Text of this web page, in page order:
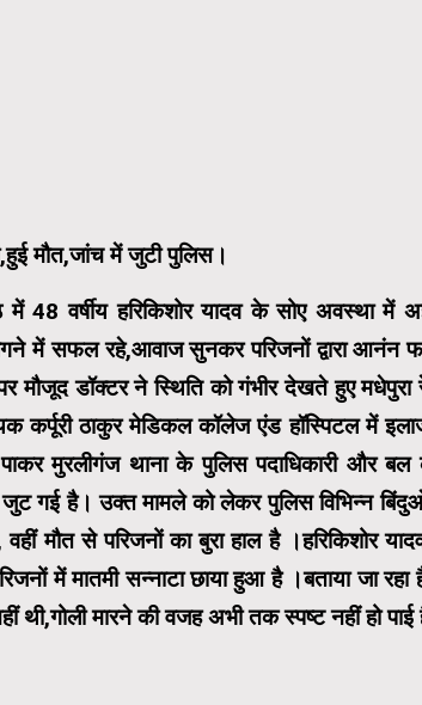
मौत,जांच में जुटी पुलिस।
वर्षीय हरिकिशोर यादव के सोए अवस्था में
भागने में सफल रहे,आवाज सुनकर परिजनों द्वारा आनंन
मौजूद डॉक्टर ने स्थिति को गंभीर देखते हुए मधेपुरा
कर्पूरी ठाकुर मेडिकल कॉलेज एंड हॉस्पिटल में
मुरलीगंज थाना के पुलिस पदाधिकारी और बल
जुट गई है। उक्त मामले को लेकर पुलिस विभिन्न
मौत से परिजनों का बुरा हाल है ।हरिकिशोर
में मातमी सन्नाटा छाया हुआ है ।बताया जा रहा
थी,गोली मारने की वजह अभी तक स्पष्ट नहीं हो पाई